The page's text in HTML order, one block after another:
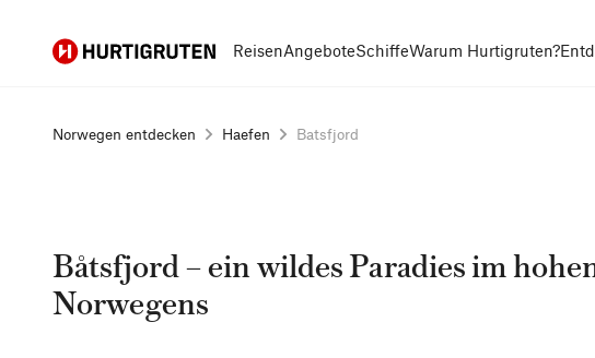
Hurtigruten ReisenAngeboteSchiffeWarum Hurtigruten?
Norwegen entdecken Haefen Batsfjord
Båtsfjord – ein wildes Paradies im
Norwegens